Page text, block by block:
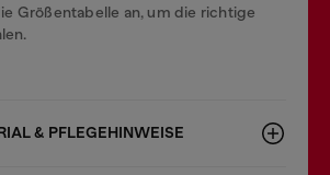
Größentabelle an, um die richtige
& PFLEGEHINWEISE